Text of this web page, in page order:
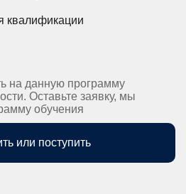
квалификации
на данную программу
Оставьте заявку, мы
обучения
или поступить